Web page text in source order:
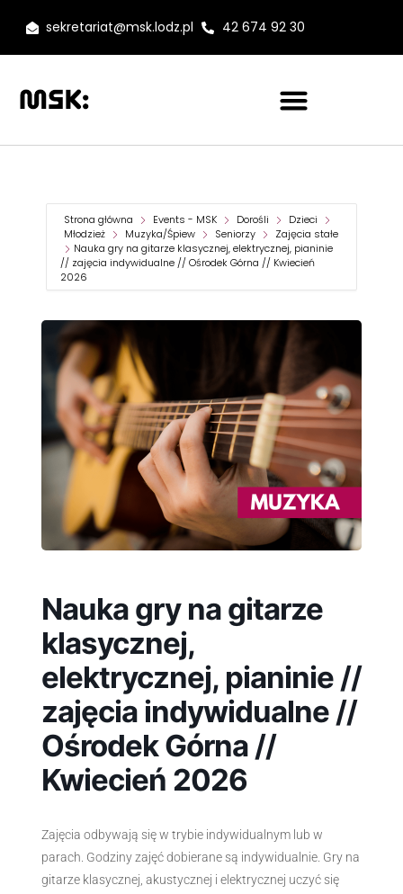
sekretariat@msk.lodz.pl 42 674 92 30
Strona główna Events - MSK Dorośli
Dzieci
Młodzież
Muzyka/Śpiew Seniorzy
Zajęcia stałe
Nauka gry na gitarze klasycznej, elektrycznej, pianinie
// zajęcia indywidualne // Ośrodek Górna // Kwiecień
2026
Nauka gry na gitarze
klasycznej,
elektrycznej, pianinie //
zajęcia indywidualne //
Ośrodek Górna //
Kwiecień 2026
Zajęcia odbywają się w trybie indywidualnym lub w
parach. Godziny zajęć dobierane są indywidualnie. Gry na
gitarze klasycznej, akustycznej i elektrycznej uczyć się